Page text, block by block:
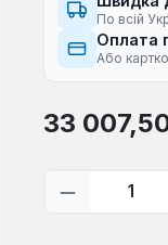
По всій
Оплата
Або
Звичайна
33